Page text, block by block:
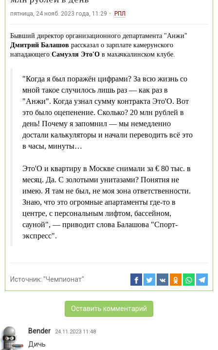
пятница, 24 нояб. 2023 года, 11:29 РПЛ
Бывший директор организационного департамента "Анжи"
Дмитрий Балашов рассказал о зарплате камерунского
нападающего Самуэля Это'О в махачкалинском клубе.
"Когда я был поражён цифрами? За всю жизнь со
мной такое случилось лишь раз — как раз в
"Анжи". Когда узнал сумму контракта Это'О. Вот
это было оцепенение. Сколько? 20 млн рублей в
день! Почему я запомнил — мы немедленно
достали калькуляторы и начали переводить всё это
в часы, минуты…
Это'О и квартиру в Москве снимали за € 80 тыс. в
месяц. Да. С золотыми унитазами? Понятия не
имею. Я там не был, не моя зона ответственности.
Знаю, что это огромные апартаменты где-то в
центре, с персональным лифтом, бассейном,
сауной", — приводит слова Балашова "Спорт-
экспресс".
Источник: "Чемпионат"
Оставить комментарий
Bender 24.11.2023 11:48
Дичь